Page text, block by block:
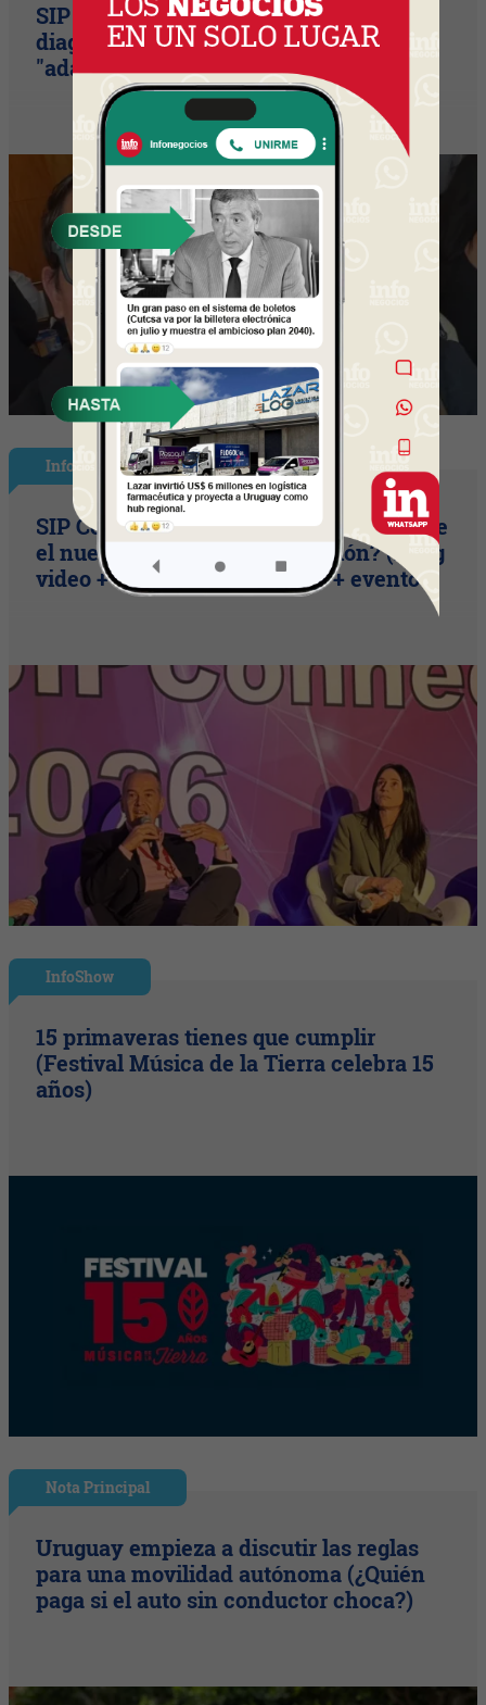
SIP Connect 2026 (parte II): el
diagnóstico que duele (¿por qué
"adaptarse" ya no es suficiente?)
InfoNegocios Miami
SIP Connect 2026 (parte III): ¿cómo nace
el nuevo estándar de producción? (Long
video + Tik Tok + multi cross + eventos)
InfoShow
15 primaveras tienes que cumplir
(Festival Música de la Tierra celebra 15
años)
Nota Principal
Uruguay empieza a discutir las reglas
para una movilidad autónoma (¿Quién
paga si el auto sin conductor choca?)